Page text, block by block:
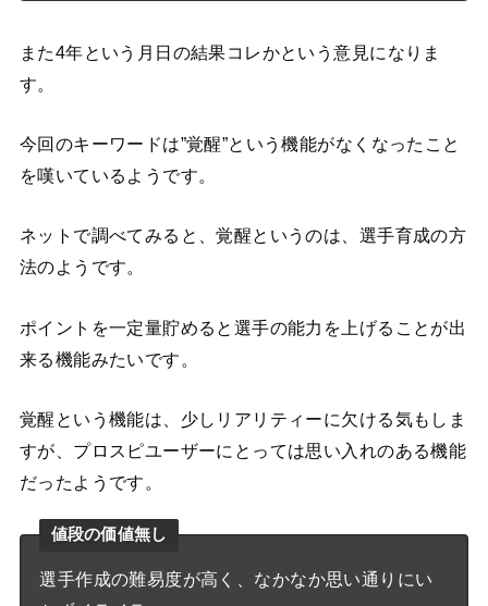
また4年という月日の結果コレかという意見になりま
す。
今回のキーワードは”覚醒”という機能がなくなったこと
を嘆いているようです。
ネットで調べてみると、覚醒というのは、選手育成の方
法のようです。
ポイントを一定量貯めると選手の能力を上げることが出
来る機能みたいです。
覚醒という機能は、少しリアリティーに欠ける気もしま
すが、プロスピユーザーにとっては思い入れのある機能
だったようです。
値段の価値無し
選手作成の難易度が高く、なかなか思い通りにい